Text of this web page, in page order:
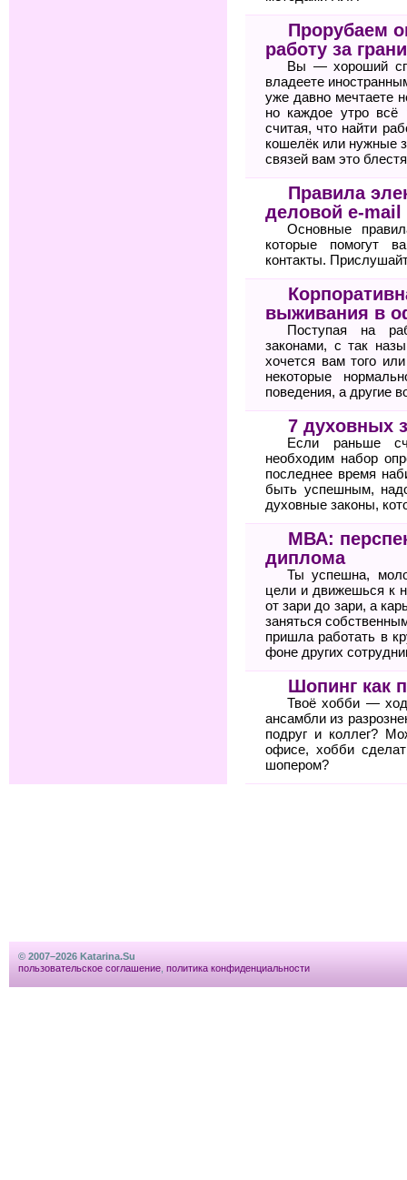
Прорубаем
работу за
Вы — хороший
владеете
уже давно мечтаете
но каждое утро всё
считая, что найти
кошелёк или нужные
связей вам это
Правила
деловой e-mail
Основные
которые помогут
контакты.
выживания в
Поступая на
законами, с так
хочется вам того
некоторые
поведения, а другие
7 духовных
Если раньше
необходим набор
последнее время
быть успешным,
духовные законы,
МВА:
диплома
Ты успешна,
цели и движешься к
от зари до зари, а
заняться
пришла работать в
фоне других
Шопинг как
Твоё хобби —
ансамбли из
подруг и коллег?
офисе, хобби
шопером?
© 2007–2026 Katarina.Su
пользовательское соглашение политика конфиденциальности